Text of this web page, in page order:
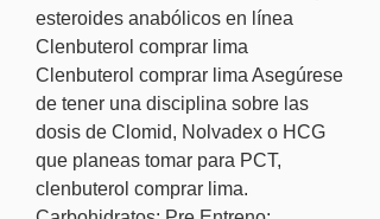
esteroides anabólicos en línea
Clenbuterol comprar lima
Clenbuterol comprar lima Asegúrese
de tener una disciplina sobre las
dosis de Clomid, Nolvadex o HCG
que planeas tomar para PCT,
clenbuterol comprar lima.